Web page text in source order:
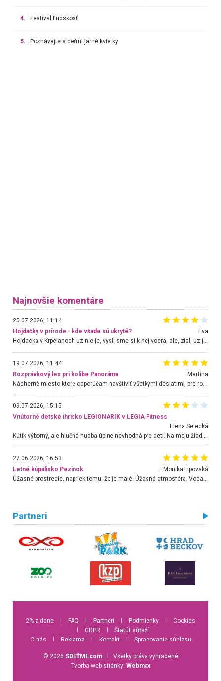
4. Festival Ľudskosť
5. Poznávajte s deťmi jarné kvietky
Najnovšie komentáre
25.07.2026, 11:14
Hojdačky v prírode - kde všade sú ukryté?
Eva
Hojdacka v Krpelanoch uz nie je, vysli sme si k nej vcera, ale, zial, uz je znicena. Ak sem planujete cestu len kvoli hojdacke, mozete si ju usetrit. Krasny vyhlad je tu vsak aj bez hojdacky :-)
19.07.2026, 11:44
Rozprávkový les pri kolibe Panoráma
Martina
Nádherné miesto ktoré odporúčam navštíviť všetkými desiatimi, pre rodiny s deťmi, dôchodcom... Proste a jednoducho ozaj rozprávkový les.. určite ešte prídeme. Odniesli sme si na pamiatku krásne tričká,
09.07.2026, 15:15
Vnútorné detské ihrisko LEGIONARIK v LEGIA Fitness
Elena Selecká
Kútik výborný, ale hlučná hudba úplne nevhodná pre deti. Na moju žiadosť o aspoň sušenie nereagovali.
27.06.2026, 16:53
Letné kúpalisko Pezinok
. Monika Lipovská
Úžasné prostredie, napriek tomu, že je malé. Úžasná atmosféra. Voda fantastická a nádherná. Ľudí je pomerne veľa, ale su mili a ohľaduplní. Je veľmi zaujímavé sledovať, ako dokážu spolu športovať cudzí ľudia a bez ohľadu na vek. Vládne tu pohoda. Vnuka neviem dostať z vody. Ďakujem za krásny deň . Urcite sa sem vrátim. Jediný problém je s parkovaním, ale aj ten sa mi podarilo vyriešiť. Monika Bratislava
Partneri
2% z dane FAQ Partneri Podmienky
Cookies
GDPR
Štatút súťaží
O nás
Reklama Kontakt Spracovanie súhlasu
© 2026 SDEŤMI.com
Všetky práva vyhradené
Tvorba web stránky: Webmax